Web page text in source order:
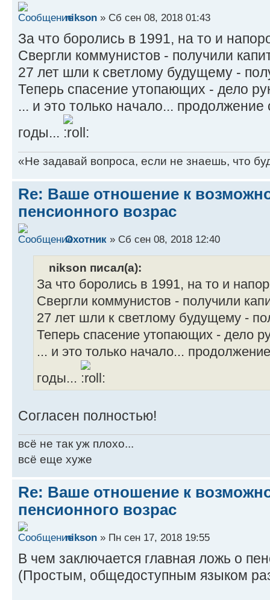
nikson » Сб сен 08, 2018 01:43
За что боролись в 1991, на то и
Свергли коммунистов - получили
27 лет шли к светлому будущему -
Теперь спасение утопающих - дело
... и это только начало...
годы...
«Не задавай вопроса, если не знаешь, что
Re: Ваше отношение к
пенсионного возрас
Охотник » Сб сен 08, 2018 12:40
nikson писал(а):
За что боролись в 1991, на то и
Свергли коммунистов - получили
27 лет шли к светлому будущему -
Теперь спасение утопающих - дело
... и это только начало...
годы...
Согласен полностью!
всё не так уж плохо...
всё еще хуже
Re: Ваше отношение к
пенсионного возрас
nikson » Пн сен 17, 2018 19:55
В чем заключается главная ложь о
(Простым, общедоступным языком